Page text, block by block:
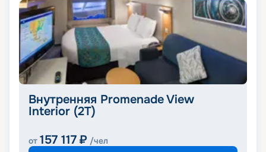
Внутренняя Promenade View
Interior (2T)
от 157 117 ₽ /чел